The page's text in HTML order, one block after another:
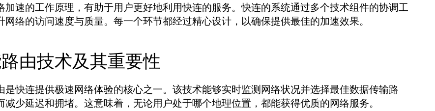
加速的工作原理，有助于用户更好地利用快连的服务。快连的系统通过多个技术组件的协调工
网络的访问速度与质量。每一个环节都经过精心设计，以确保提供最佳的加速效果。
由技术及其重要性
是快连提供极速网络体验的核心之一。该技术能够实时监测网络状况并选择最佳数据传输路
减少延迟和拥堵。这意味着，无论用户处于哪个地理位置，都能获得优质的网络服务。